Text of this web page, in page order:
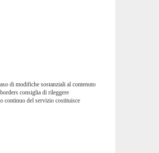
di modifiche sostanziali al contenuto
consiglia di rileggere
continuo del servizio costituisce